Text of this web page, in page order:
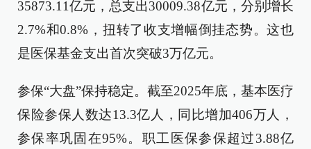
35873.11亿元，总支出30009.38亿元，分别增长
2.7%和0.8%，扭转了收支增幅倒挂态势。这也
是医保基金支出首次突破3万亿元。
参保“大盘”保持稳定。截至2025年底，基本医疗
保险参保人数达13.3亿人，同比增加406万人，
参保率巩固在95%。职工医保参保超过3.88亿